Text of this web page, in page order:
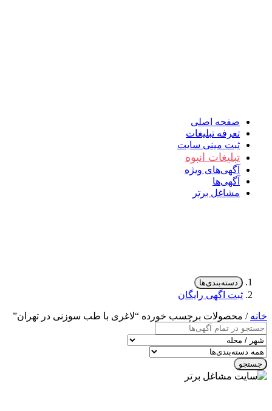
صفحه اصلی
تعرفه تبلیغات
ثبت مینی سایت
تبلیغات انبوه
آگهی‌های ویژه
آگهی‌ها
مشاغل برتر
دسته‌بندی‌ها
ثبت اگهی رایگان
خانه / محصولات برچسب خورده “لاغری با طب سوزنی در تهران”
جستجو